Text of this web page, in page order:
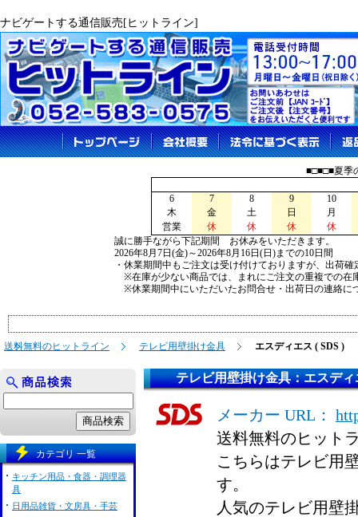
ナビゲートする通信販売[ヒットライン]
■□■□■夏季
6 7 8 9
10
木
金 土 日
月
営業
休 休 休
休
誠に勝手ながら下記期間 お休みをいただきます。
2026年8月7日(金)～2026年8月16日(日)までの10日間
・休業期間中もご注文は受け付けておりますが、出荷
※在庫が少ない商品では、まれにご注文の重複での在
※休業期間中にいただいたお問合せ・出荷日の連絡に
送料無料のヒットライン テレビ用壁掛け金具 エスディエス ( SDS )
テレビ用壁掛け金具：エスディ
メーカー URL：
送料無料のヒット
こちらはテレビ用
す。
人気のテレビ用壁
カテゴリ 一覧
キッチン用品・食器・調理器
具
日用品雑貨・文房具・手芸